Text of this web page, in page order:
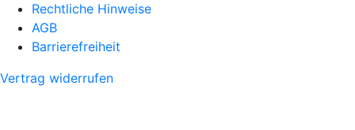
Rechtliche Hinweise
AGB
Barrierefreiheit
Vertrag widerrufen